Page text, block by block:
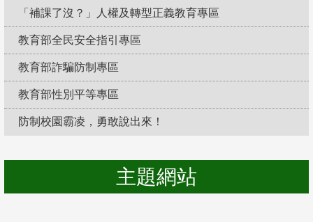
「補課了沒？」人權及轉型正義教育專區
教育部全民安全指引專區
教育部詐騙防制專區
教育部性別平等專區
防制校園霸凌，勇敢說出來！
主題網站